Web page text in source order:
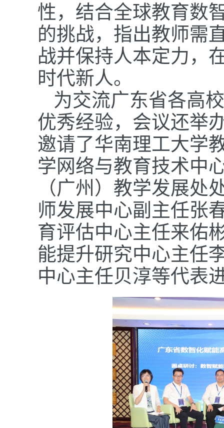
性，结合全球教育数
的挑战，指出教师需
战并保持人本定力，
时代新人。
为交流广东省各高
优秀经验，会议还举
邀请了华南理工大学
学网络与教育技术中
（广州）教学发展处
师发展中心副主任张
育评估中心主任来佑
能提升研究中心主任
中心主任贝淳等代表